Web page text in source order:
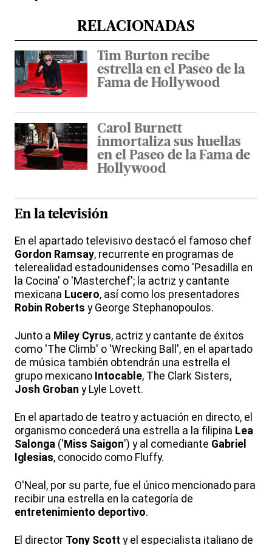
RELACIONADAS
Tim Burton recibe
estrella en el Paseo de la
Fama de Hollywood
Carol Burnett
inmortaliza sus huellas
en el Paseo de la Fama de
Hollywood
En la televisión
En el apartado televisivo destacó el famoso chef
Gordon Ramsay, recurrente en programas de
telerealidad estadounidenses como 'Pesadilla en
la Cocina' o 'Masterchef'; la actriz y cantante
mexicana Lucero, así como los presentadores
Robin Roberts y George Stephanopoulos.
Junto a Miley Cyrus, actriz y cantante de éxitos
como 'The Climb' o 'Wrecking Ball', en el apartado
de música también obtendrán una estrella el
grupo mexicano Intocable, The Clark Sisters,
Josh Groban y Lyle Lovett.
En el apartado de teatro y actuación en directo, el
organismo concederá una estrella a la filipina Lea
Salonga ('Miss Saigon') y al comediante Gabriel
Iglesias, conocido como Fluffy.
O'Neal, por su parte, fue el único mencionado para
recibir una estrella en la categoría de
entretenimiento deportivo.
El director Tony Scott y el especialista italiano de